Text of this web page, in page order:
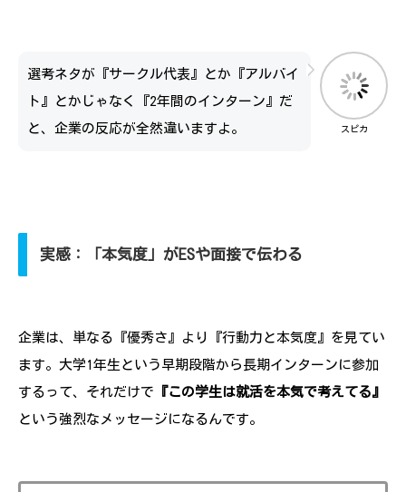
スピカ
選考ネタが『サークル代表』とか『アルバイ
ト』とかじゃなく『2年間のインターン』だ
と、企業の反応が全然違いますよ。
実感：「本気度」がESや面接で伝わる
企業は、単なる『優秀さ』より『行動力と本気度』を見てい
ます。大学1年生という早期段階から長期インターンに参加
するって、それだけで 『この学生は就活を本気で考えてる』
という強烈なメッセージになるんです。